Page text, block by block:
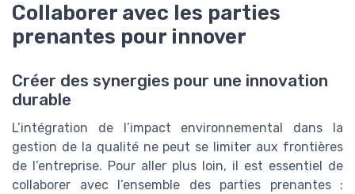
Collaborer avec les parties
prenantes pour innover
Créer des synergies pour une innovation
durable
L’intégration de l’impact environnemental dans la
gestion de la qualité ne peut se limiter aux frontières
de l’entreprise. Pour aller plus loin, il est essentiel de
collaborer avec l’ensemble des parties prenantes :